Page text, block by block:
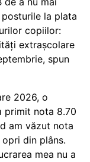
la plata
copiilor:
extrașcolare
spun
2026, o
primit nota 8.70
am văzut nota
din plâns.
mea nu a